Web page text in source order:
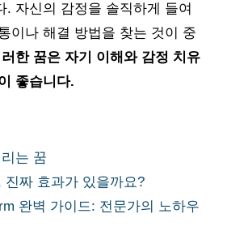
. 자신의 감정을 솔직하게 들여
이나 해결 방법을 찾는 것이 중
한 꿈은 자기 이해와 감정 치유
좋습니다.
는 꿈
진짜 효과가 있을까요?
완벽 가이드: 전문가의 노하우